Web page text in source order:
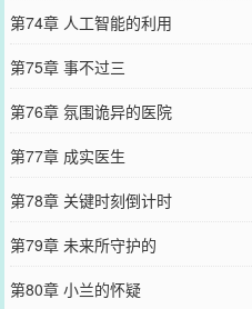
第74章 人工智能的利用
第75章 事不过三
第76章 氛围诡异的医院
第77章 成实医生
第78章 关键时刻倒计时
第79章 未来所守护的
第80章 小兰的怀疑